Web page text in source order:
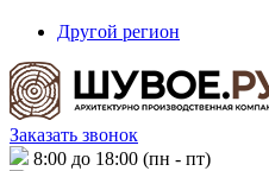
Другой регион
Заказать звонок
8:00 до 18:00 (пн - пт)